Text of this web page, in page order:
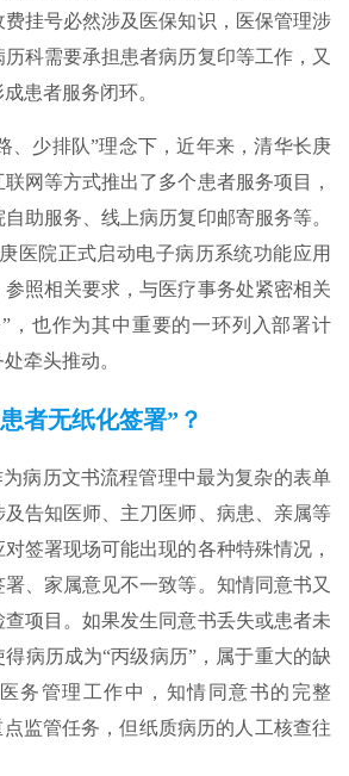
费挂号必然涉及医保知识，医保管理涉
科需要承担患者病历复印等工作，又
患者服务闭环。
、少排队”理念下，近年来，清华长庚
网等方式推出了多个患者服务项目，
助服务、线上病历复印邮寄服务等。
医院正式启动电子病历系统功能应用
照相关要求，与医疗事务处紧密相关
，也作为其中重要的一环列入部署计
牵头推动。
者无纸化签署”？
病历文书流程管理中最为复杂的表单
告知医师、主刀医师、病患、亲属等
签署现场可能出现的各种特殊情况，
、家属意见不一致等。知情同意书又
项目。如果发生同意书丢失或患者未
病历成为“丙级病历”，属于重大的缺
务管理工作中，知情同意书的完整
监管任务，但纸质病历的人工核查往